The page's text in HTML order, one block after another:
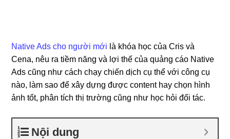
Native Ads cho người mới là khóa học của Cris và
Cena, nêu ra tiềm năng và lợi thế của quảng cáo Native
Ads cũng như cách chạy chiến dịch cụ thể với công cụ
nào, làm sao để xây dựng được content hay chọn hình
ảnh tốt, phân tích thị trường cũng như học hỏi đối tác.
Nội dung